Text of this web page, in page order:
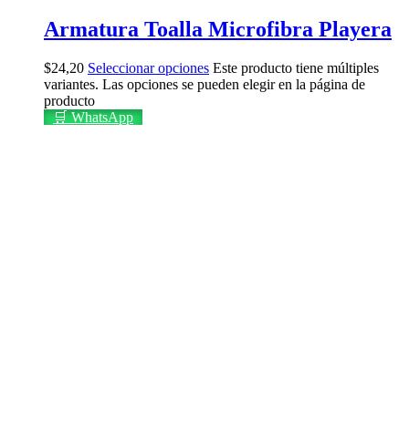
Armatura Toalla Microfibra Playera
$24,20 Seleccionar opciones Este producto tiene múltiples
variantes. Las opciones se pueden elegir en la página de
producto
🛒 WhatsApp